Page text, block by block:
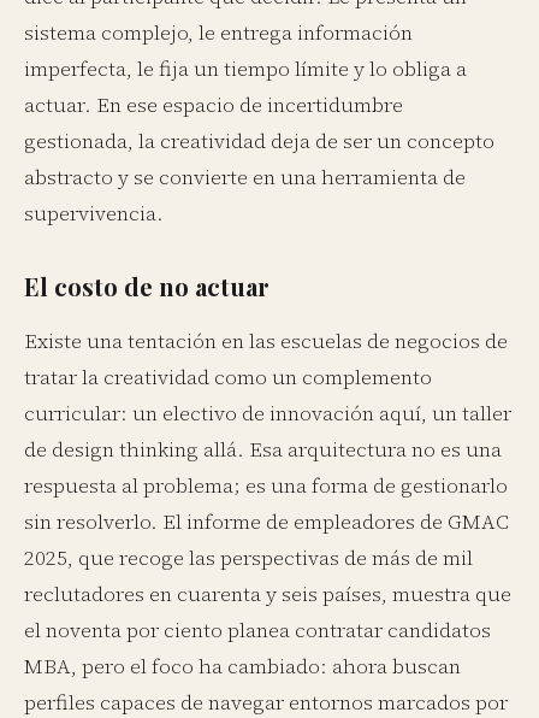
sistema complejo, le entrega información
imperfecta, le fija un tiempo límite y lo obliga a
actuar. En ese espacio de incertidumbre
gestionada, la creatividad deja de ser un concepto
abstracto y se convierte en una herramienta de
supervivencia.
El costo de no actuar
Existe una tentación en las escuelas de negocios de
tratar la creatividad como un complemento
curricular: un electivo de innovación aquí, un taller
de design thinking allá. Esa arquitectura no es una
respuesta al problema; es una forma de gestionarlo
sin resolverlo. El informe de empleadores de GMAC
2025, que recoge las perspectivas de más de mil
reclutadores en cuarenta y seis países, muestra que
el noventa por ciento planea contratar candidatos
MBA, pero el foco ha cambiado: ahora buscan
perfiles capaces de navegar entornos marcados por